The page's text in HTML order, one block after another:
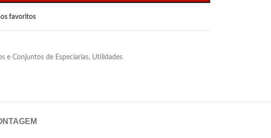
favoritos
e Conjuntos de Especiarias, Utilidades